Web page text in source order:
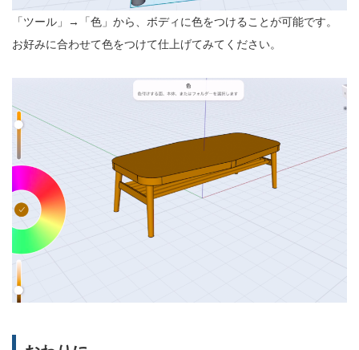
「ツール」→「色」から、ボディに色をつけることが可能です。
お好みに合わせて色をつけて仕上げてみてください。